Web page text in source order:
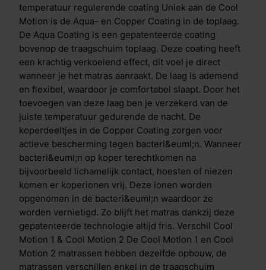
toplaag. De Cool Motion 1 heeft een zachte toplaag,
terwijl de Cool Motion 2 een stevige toplaag heeft.
temperatuur regulerende coating Uniek aan de Cool
Motion is de Aqua- en Copper Coating in de toplaag.
De Aqua Coating is een gepatenteerde coating
bovenop de traagschuim toplaag. Deze coating heeft
een krachtig verkoelend effect, dit voel je direct
wanneer je het matras aanraakt. De laag is ademend
en flexibel, waardoor je comfortabel slaapt. Door het
toevoegen van deze laag ben je verzekerd van de
juiste temperatuur gedurende de nacht. De
koperdeeltjes in de Copper Coating zorgen voor
actieve bescherming tegen bacteri&euml;n. Wanneer
bacteri&euml;n op koper terechtkomen na
bijvoorbeeld lichamelijk contact, hoesten of niezen
komen er koperionen vrij. Deze ionen worden
opgenomen in de bacteri&euml;n waardoor ze
worden vernietigd. Zo blijft het matras dankzij deze
gepatenteerde technologie altijd fris. Verschil Cool
Motion 1 & Cool Motion 2 De Cool Motion 1 en Cool
Motion 2 matrassen hebben dezelfde opbouw, de
matrassen verschillen enkel in de traagschuim